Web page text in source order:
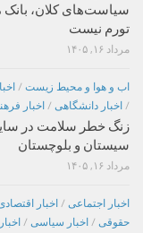
سیاست‌های کلان، بانک
تورم نیست
مرداد ۱۶, ۱۴۰۵
اب و هوا و محیط زیست /
/ اخبار دانشگاهی / اخبار
زنگ خطر سلامت در
سیستان و بلوچستان
مرداد ۱۶, ۱۴۰۵
اخبار اجتماعی / اخبار
حقوقی / اخبار سیاسی /